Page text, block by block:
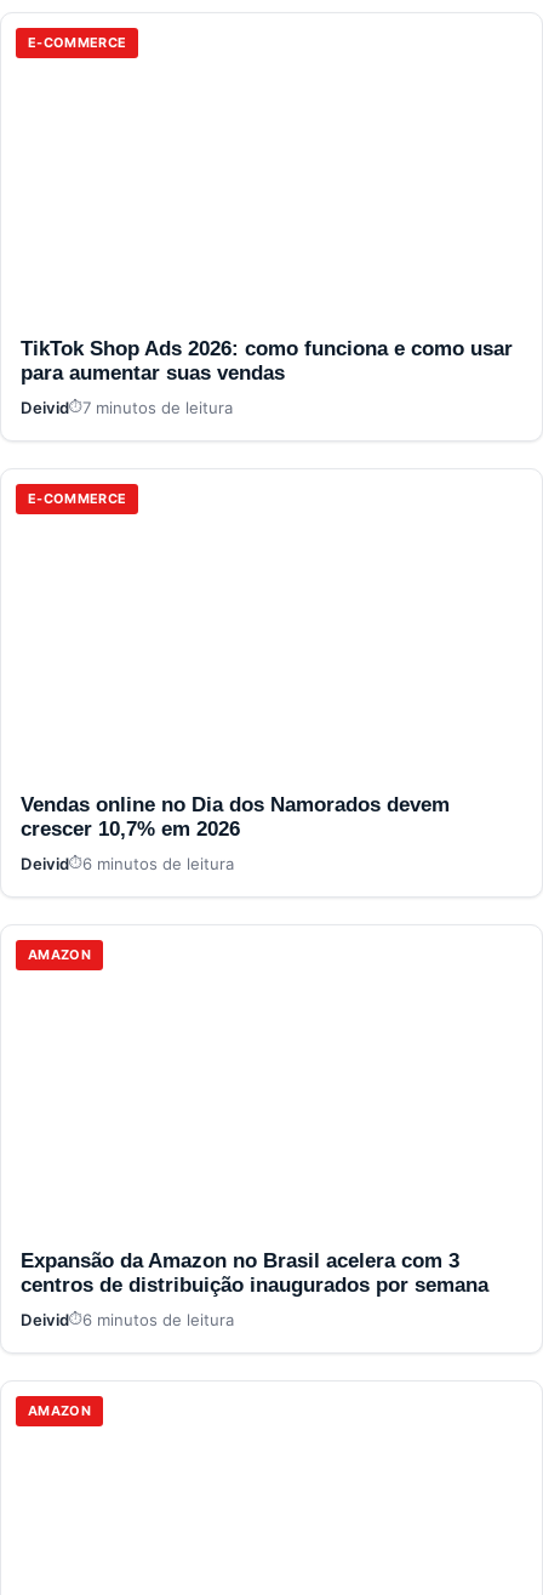
E-COMMERCE
TikTok Shop Ads 2026: como funciona e como usar
para aumentar suas vendas
Deivid 7 minutos de leitura
E-COMMERCE
Vendas online no Dia dos Namorados devem
crescer 10,7% em 2026
Deivid 6 minutos de leitura
AMAZON
Expansão da Amazon no Brasil acelera com 3
centros de distribuição inaugurados por semana
Deivid 6 minutos de leitura
AMAZON